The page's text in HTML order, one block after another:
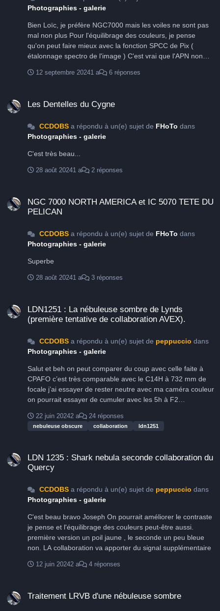
Photographies - galerie
Bien Loïc, je préfère NGC7000 mais les voiles ne sont pas
mal non plus Pour l'équilibrage des couleurs, je pense
qu'on peut faire mieux avec la fonction SPCC de Pix (
étalonnage spectro de l'image ) C'est vrai que l'APN non
12 septembre 20241 a 6 réponses
Les Dentelles du Cygne
CCDOBSa répondu à un(e) sujet de FHoTo dans
Photographies - galerie
C'est très beau...
28 août 20241 a 2 réponses
NGC 7000 NORTH AMERICA et IC 5070 TETE DU
PELICAN
CCDOBSa répondu à un(e) sujet de FHoTo dans
Photographies - galerie
Superbe
28 août 20241 a 3 réponses
LDN1251 : La nébuleuse sombre de Lynds
(première tentative de collaboration AVEX).
CCDOBSa répondu à un(e) sujet de peppuccio dans
Photographies - galerie
Salut et beh on peut comparer du coup avec celle faite à
CPAFO c’est très comparable avec le C14H à 732 mm de
focale j’ai essayer de rester neutre avec ma caméra couleur
on pourrait essayer de cumuler avec les 5h à F2
22 juin 20242 a 24 réponses
nebuleuse obscure collaboration ldn1251
LDN 1235 : Shark nebula seconde collaboration du
Quercy
CCDOBSa répondu à un(e) sujet de peppuccio dans
Photographies - galerie
C'est beau bravo Joseph On pourrait améliorer le contraste
je pense et l'équilibrage des couleurs peut-être aussi.
première version un poil jaune , le seconde un peu bleue
non. LA collaboration va apporter du signal supplémentaire
12 juin 20242 a 4 réponses
Traitement LRVB d'une nébuleuse sombre